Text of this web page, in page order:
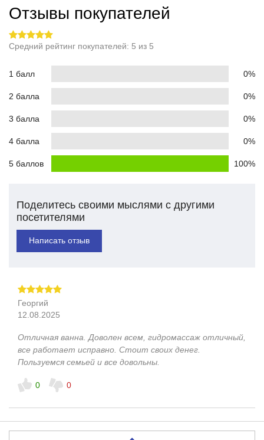
Отзывы покупателей
Средний рейтинг покупателей: 5 из 5
1 балл 0%
2 балла 0%
3 балла 0%
4 балла 0%
5 баллов 100%
Поделитесь своими мыслями с другими
посетителями
Написать отзыв
Георгий
12.08.2025
Отличная ванна. Доволен всем, гидромассаж отличный,
все работает исправно. Стоит своих денег.
Пользуемся семьей и все довольны.
0 0